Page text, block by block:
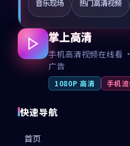
音乐现场 热门高清视频
掌上高清
手机高清视频在线看
广告
1080P 高清 手机
快速导航
首页